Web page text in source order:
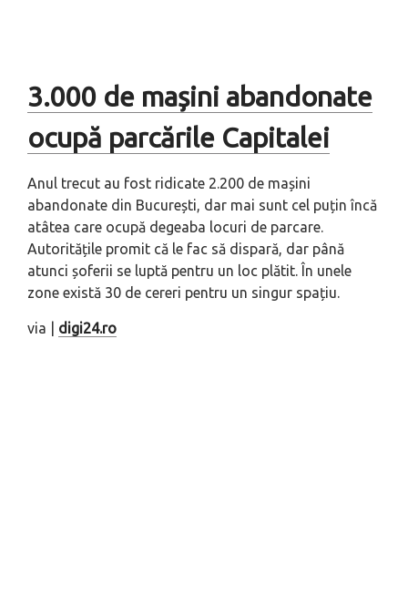
3.000 de mașini abandonate
ocupă parcările Capitalei
Anul trecut au fost ridicate 2.200 de mașini
abandonate din București, dar mai sunt cel puțin încă
atâtea care ocupă degeaba locuri de parcare.
Autoritățile promit că le fac să dispară, dar până
atunci șoferii se luptă pentru un loc plătit. În unele
zone există 30 de cereri pentru un singur spațiu.
via | digi24.ro